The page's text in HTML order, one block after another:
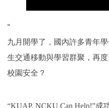
“
九月開學了，國內許多青年
生交通移動與學習群聚，再
校園安全？
“KUAP, NCKU Can Help!”成